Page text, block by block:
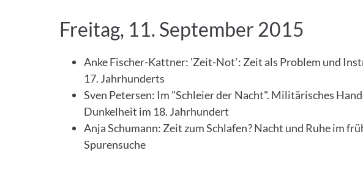
Freitag, 11. September 2015
Anke Fischer-Kattner: 'Zeit-Not': Zeit als Problem und
17. Jahrhunderts
Sven Petersen: Im "Schleier der Nacht". Militärisches
Dunkelheit im 18. Jahrhundert
Anja Schumann: Zeit zum Schlafen? Nacht und Ruhe im
Spurensuche